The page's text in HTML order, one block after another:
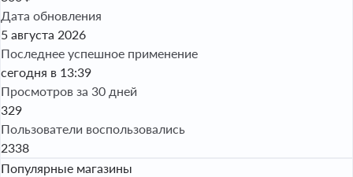
Дата обновления
5 августа 2026
Последнее успешное применение
сегодня в 13:39
Просмотров за 30 дней
329
Пользователи воспользовались
2338
Популярные магазины